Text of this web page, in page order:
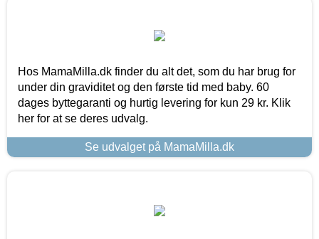
Hos MamaMilla.dk finder du alt det, som du har brug for
under din graviditet og den første tid med baby. 60
dages byttegaranti og hurtig levering for kun 29 kr. Klik
her for at se deres udvalg.
Se udvalget på MamaMilla.dk